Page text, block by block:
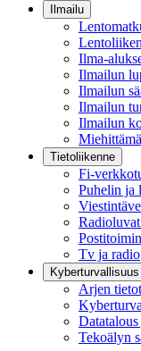
Ilmailu
Ilma-
Ilmailun
Ilmailun
Ilmailun
Ilmailun
Tietoliikenne
Fi-
Puhelin ja
Tv ja radio
Arjen
Tekoälyn